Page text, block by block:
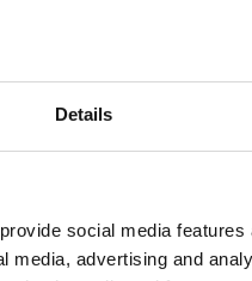
Details
social media
media, advertising and
i Porsgrunn.
virvelmølle.
høye
med svært
fordøyelighet. De er
råvarer og